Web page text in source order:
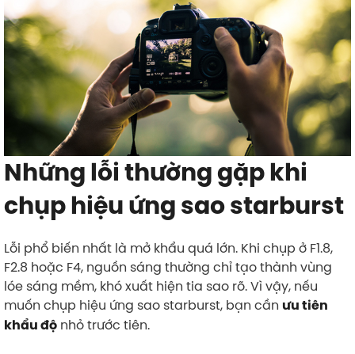
Những lỗi thường gặp khi
chụp hiệu ứng sao starburst
Lỗi phổ biến nhất là mở khẩu quá lớn. Khi chụp ở F1.8,
F2.8 hoặc F4, nguồn sáng thường chỉ tạo thành vùng
lóe sáng mềm, khó xuất hiện tia sao rõ. Vì vậy, nếu
muốn chụp hiệu ứng sao starburst, bạn cần ưu tiên
khẩu độ nhỏ trước tiên.